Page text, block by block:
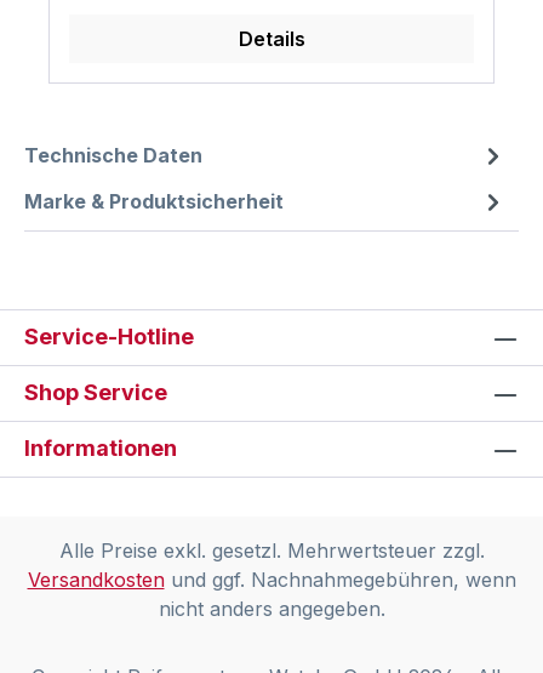
Details
Technische Daten
Marke & Produktsicherheit
Service-Hotline
Shop Service
Informationen
Alle Preise exkl. gesetzl. Mehrwertsteuer zzgl.
Versandkostenund ggf. Nachnahmegebühren, wenn
nicht anders angegeben.